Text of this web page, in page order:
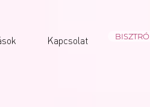
Kapcsolat BISZTRÓ